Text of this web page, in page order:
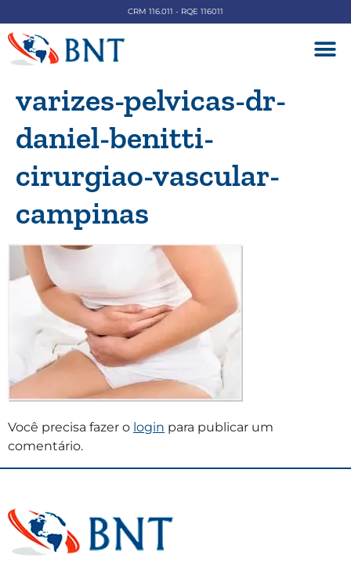
CRM 116.011 - RQE 116011
varizes-pelvicas-dr-
daniel-benitti-
cirurgiao-vascular-
campinas
Você precisa fazer o login para publicar um
comentário.